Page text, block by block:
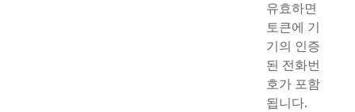
유효하면
토큰에 기
기의 인증
된 전화번
호가 포함
됩니다.